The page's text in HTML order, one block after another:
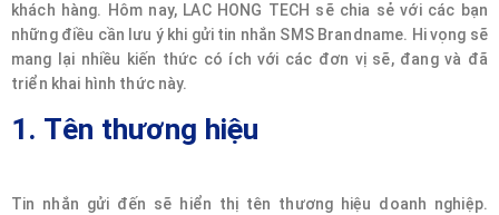
khách hàng. Hôm nay, LAC HONG TECH sẽ chia sẻ với các bạn
những điều cần lưu ý khi gửi tin nhắn SMS Brandname. Hi vọng sẽ
mang lại nhiều kiến thức có ích với các đơn vị sẽ, đang và đã
triển khai hình thức này.
1. Tên thương hiệu
Tin nhắn gửi đến sẽ hiển thị tên thương hiệu doanh nghiệp.